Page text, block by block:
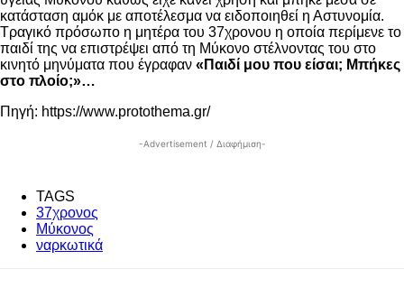
κατάσταση αμόκ με αποτέλεσμα να ειδοποιηθεί η Αστυνομία.
Τραγικό πρόσωπο η μητέρα του 37χρονου η οποία περίμενε το
παιδί της να επιστρέψει από τη Μύκονο στέλνοντας του στο
κινητό μηνύματα που έγραφαν «Παιδί μου που είσαι; Μπήκες
στο πλοίο;»…
Πηγή: https://www.protothema.gr/
-Advertisement / Διαφήμιση-
TAGS
37χρονος
Μύκονος
ναρκωτικά